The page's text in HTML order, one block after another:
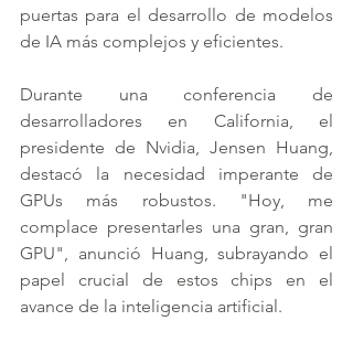
puertas para el desarrollo de modelos
de IA más complejos y eficientes.
Durante una conferencia de
desarrolladores en California, el
presidente de Nvidia, Jensen Huang,
destacó la necesidad imperante de
GPUs más robustos. "Hoy, me
complace presentarles una gran, gran
GPU", anunció Huang, subrayando el
papel crucial de estos chips en el
avance de la inteligencia artificial.